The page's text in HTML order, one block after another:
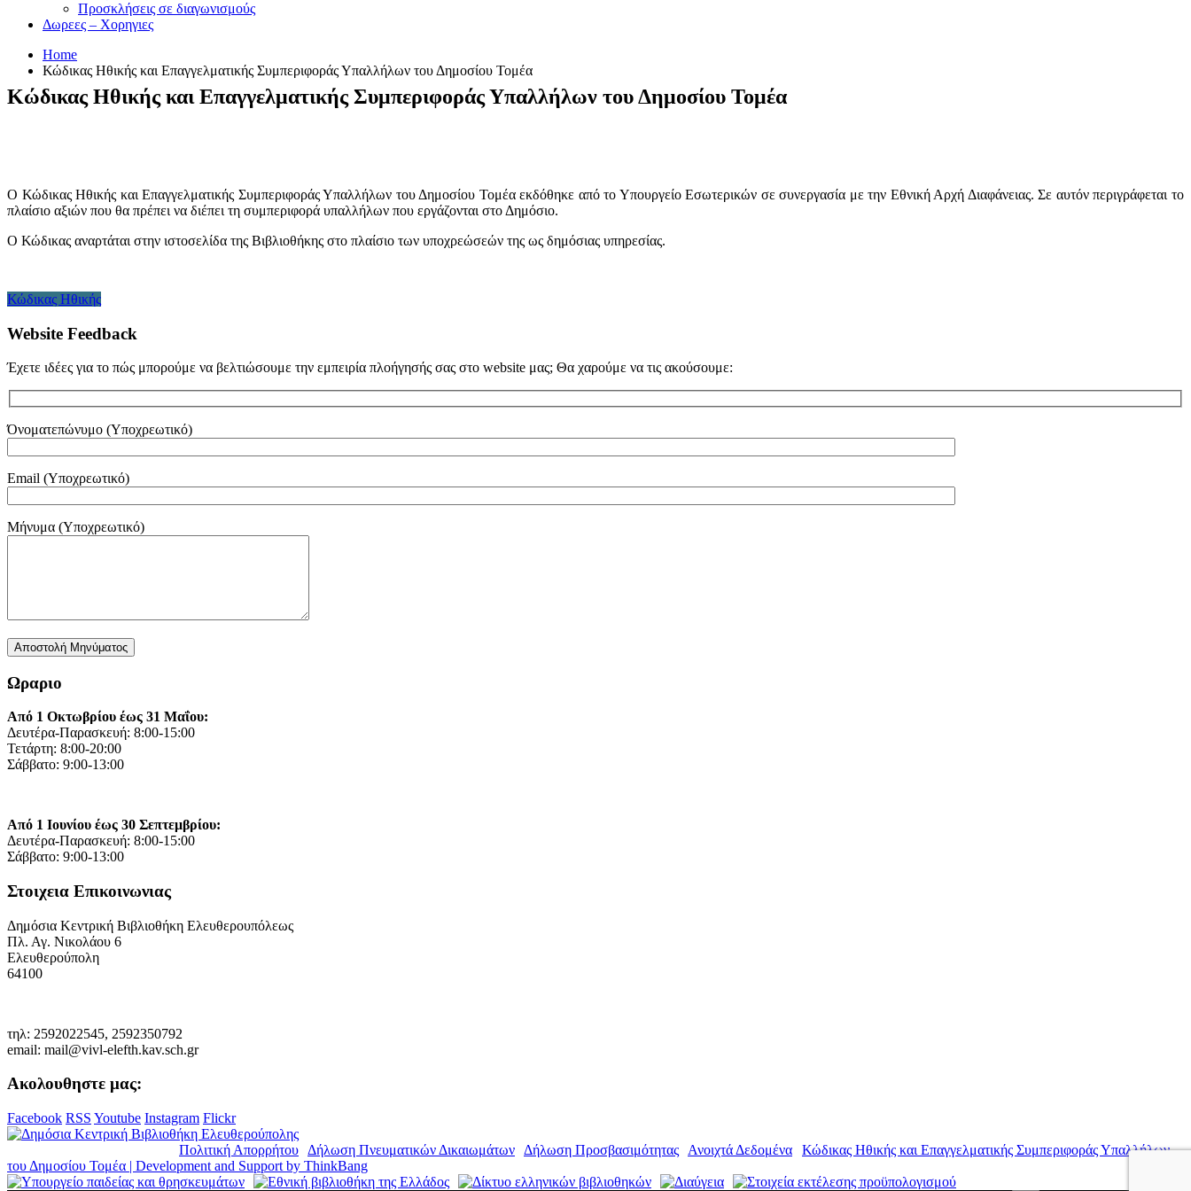
Προσκλήσεις σε διαγωνισμούς
Δωρεες – Χορηγιες
Home
Κώδικας Ηθικής και Επαγγελματικής Συμπεριφοράς Υπαλλήλων του Δημοσίου Τομέα
Κώδικας Ηθικής και Επαγγελματικής Συμπεριφοράς Υπαλλήλων του Δημοσίου Τομέα
Ο Κώδικας Ηθικής και Επαγγελματικής Συμπεριφοράς Υπαλλήλων του Δημοσίου Τομέα εκδόθηκε από το Υπουργείο Εσωτερικών σε συνεργασία με την Εθνική Αρχή Διαφάνειας. Σε αυτόν περιγράφεται το
πλαίσιο αξιών που θα πρέπει να διέπει τη συμπεριφορά υπαλλήλων που εργάζονται στο Δημόσιο.
Ο Κώδικας αναρτάται στην ιστοσελίδα της Βιβλιοθήκης στο πλαίσιο των υποχρεώσεών της ως δημόσιας υπηρεσίας.
Κώδικας Ηθικής
Website Feedback
Έχετε ιδέες για το πώς μπορούμε να βελτιώσουμε την εμπειρία πλοήγησής σας στο website μας; Θα χαρούμε να τις ακούσουμε:
Όνοματεπώνυμο (Υποχρεωτικό)
Email (Υποχρεωτικό)
Μήνυμα (Υποχρεωτικό)
Ωραριο
Από 1 Οκτωβρίου έως 31 Μαΐου:
Δευτέρα-Παρασκευή: 8:00-15:00
Τετάρτη: 8:00-20:00
Σάββατο: 9:00-13:00
Από 1 Ιουνίου έως 30 Σεπτεμβρίου:
Δευτέρα-Παρασκευή: 8:00-15:00
Σάββατο: 9:00-13:00
Στοιχεια Επικοινωνιας
Δημόσια Κεντρική Βιβλιοθήκη Ελευθερουπόλεως
Πλ. Αγ. Νικολάου 6
Ελευθερούπολη
64100
τηλ: 2592022545, 2592350792
email: mail@vivl-elefth.kav.sch.gr
Ακολουθηστε μας:
Facebook RSS Youtube Instagram Flickr
Πολιτική Απορρήτου Δήλωση Πνευματικών Δικαιωμάτων Δήλωση Προσβασιμότητας Ανοιχτά Δεδομένα
Κώδικας Ηθικής και Επαγγελματικής Συμπεριφοράς Υπαλλήλων
του Δημοσίου Τομέα | Development and Support by ThinkBang